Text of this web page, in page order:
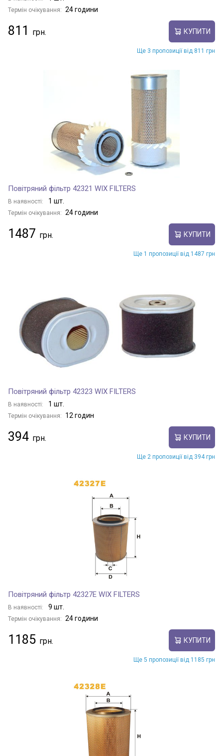
Термін очікування: 24 години
811 КУПИТИ
Ще 3 пропозиції від 811 грн
Повітряний фільтр 42321 WIX FILTERS
В наявності: 1 шт.
Термін очікування: 24 години
1487 КУПИТИ
Ще 1 пропозиції від 1487 грн
Повітряний фільтр 42323 WIX FILTERS
В наявності: 1 шт.
Термін очікування: 12 годин
394 КУПИТИ
Ще 2 пропозиції від 394 грн
Повітряний фільтр 42327E WIX FILTERS
В наявності: 9 шт.
Термін очікування: 24 години
1185 КУПИТИ
Ще 5 пропозиції від 1185 грн